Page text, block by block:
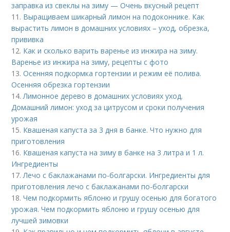
заправка из свеклы на зиму — Очень вкусный рецепт
11. Выращиваем шикарный лимон на подоконнике. Как
вырастить лимон в домашних условиях – уход, обрезка,
прививка
12. Как и сколько варить варенье из инжира на зиму.
Варенье из инжира на зиму, рецепты с фото
13.Осенняя подкормка гортензии и режим её полива.
Осенняя обрезка гортензии
14.Лимонное дерево в домашних условиях уход.
Домашний лимон: уход за цитрусом и сроки получения
урожая
15. Квашеная капуста за 3 дня в банке. Что нужно для
приготовления
16. Квашеная капуста на зиму в банке на 3 литра и 1 л.
Ингредиенты
17.Лечо с баклажанами по-болгарски. Ингредиенты для
приготовления лечо с баклажанами по-болгарски
18.Чем подкормить яблоню и грушу осенью для богатого
урожая. Чем подкормить яблоню и грушу осенью для
лучшей зимовки